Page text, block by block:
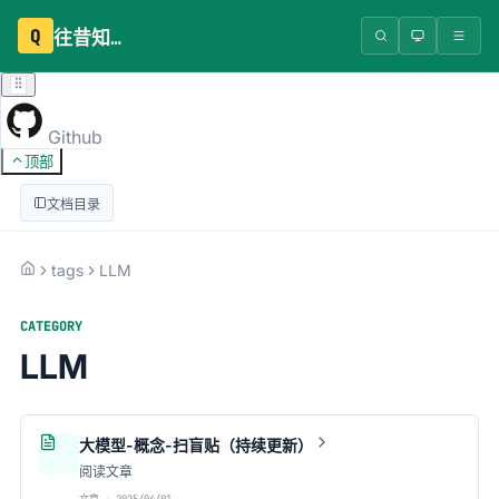
Q 往昔知识库
Github
顶部
文档目录
tags LLM
CATEGORY
LLM
大模型-概念-扫盲贴（持续更新）
阅读文章